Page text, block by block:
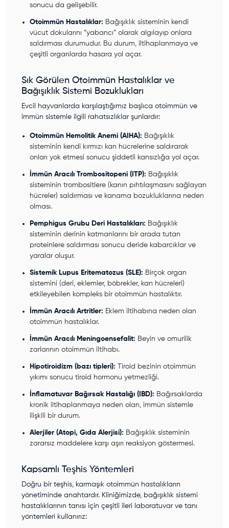
sonucu da gelişebilir.
Otoimmün Hastalıklar: Bağışıklık sisteminin kendi
vücut dokularını “yabancı” olarak algılayıp onlara
saldırması durumudur. Bu durum, iltihaplanmaya ve
çeşitli organlarda hasara yol açar.
Sık Görülen Otoimmün Hastalıklar ve
Bağışıklık Sistemi Bozuklukları
Evcil hayvanlarda karşılaştığımız başlıca otoimmün ve
immün sistemle ilgili rahatsızlıklar şunlardır:
Otoimmün Hemolitik Anemi (AIHA): Bağışıklık
sisteminin kendi kırmızı kan hücrelerine saldırarak
onları yok etmesi sonucu şiddetli kansızlığa yol açar.
İmmün Aracılı Trombositopeni (ITP): Bağışıklık
sisteminin trombositlere (kanın pıhtılaşmasını sağlayan
hücreler) saldırması ve kanama bozukluklarına neden
olması.
Pemphigus Grubu Deri Hastalıkları: Bağışıklık
sisteminin derinin katmanlarını bir arada tutan
proteinlere saldırması sonucu deride kabarcıklar ve
yaralar oluşur.
Sistemik Lupus Eritematozus (SLE): Birçok organ
sistemini (deri, eklemler, böbrekler, kan hücreleri)
etkileyebilen kompleks bir otoimmün hastalıktır.
İmmün Aracılı Artritler: Eklem iltihabına neden olan
otoimmün hastalıklar.
İmmün Aracılı Meningoensefalit: Beyin ve omurilik
zarlarının otoimmün iltihabı.
Hipotiroidizm (bazı tipleri): Tiroid bezinin otoimmün
yıkımı sonucu tiroid hormonu yetmezliği.
İnflamatuvar Bağırsak Hastalığı (IBD): Bağırsaklarda
kronik iltihaplanmaya neden olan, immün sistemle
ilişkili bir durum.
Alerjiler (Atopi, Gıda Alerjisi): Bağışıklık sisteminin
zararsız maddelere karşı aşırı reaksiyon göstermesi.
Kapsamlı Teşhis Yöntemleri
Doğru bir teşhis, karmaşık otoimmün hastalıkların
yönetiminde anahtardır. Kliniğimizde, bağışıklık sistemi
hastalıklarının tanısı için çeşitli ileri laboratuvar ve tanı
yöntemleri kullanırız: